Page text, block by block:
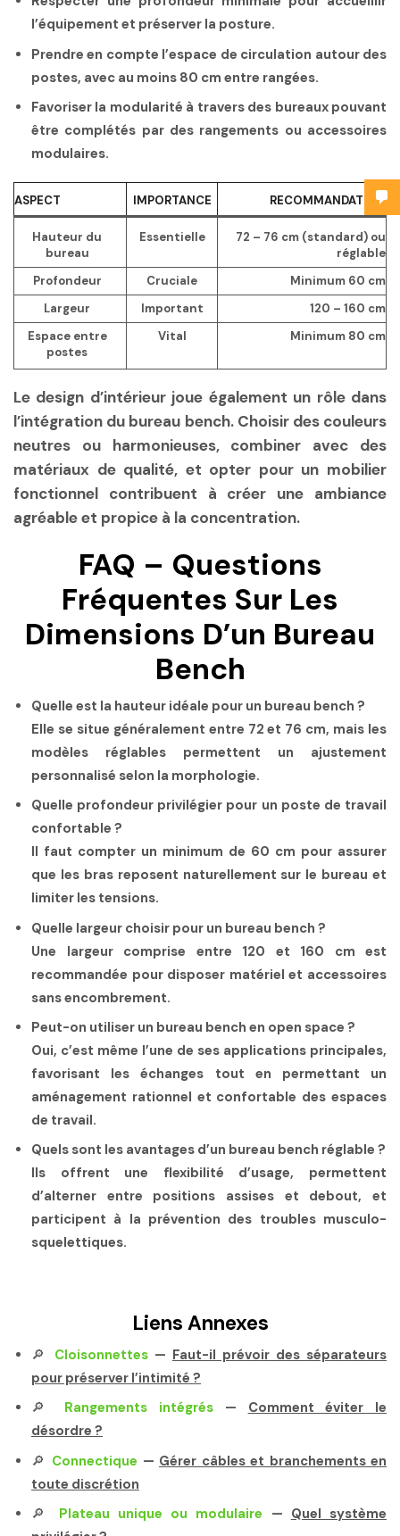
l’équipement et préserver la posture.
Prendre en compte l’espace de circulation autour des
postes, avec au moins 80 cm entre rangées.
Favoriser la modularité à travers des bureaux pouvant
être complétés par des rangements ou accessoires
modulaires.
ASPECT IMPORTANCE RECOMMANDATION
Hauteur du
bureau
Essentielle
72 – 76 cm (standard) ou
réglable
Profondeur
Cruciale
Minimum 60 cm
Largeur
Important
120 – 160 cm
Espace entre
postes
Vital Minimum 80 cm
Le design d’intérieur joue également un rôle dans
l’intégration du bureau bench. Choisir des couleurs
neutres ou harmonieuses, combiner avec des
matériaux de qualité, et opter pour un mobilier
fonctionnel contribuent à créer une ambiance
agréable et propice à la concentration.
FAQ – Questions
Fréquentes Sur Les
Dimensions D’un Bureau
Bench
Quelle est la hauteur idéale pour un bureau bench ?
Elle se situe généralement entre 72 et 76 cm, mais les
modèles réglables permettent un ajustement
personnalisé selon la morphologie.
Quelle profondeur privilégier pour un poste de travail
confortable ?
Il faut compter un minimum de 60 cm pour assurer
que les bras reposent naturellement sur le bureau et
limiter les tensions.
Quelle largeur choisir pour un bureau bench ?
Une largeur comprise entre 120 et 160 cm est
recommandée pour disposer matériel et accessoires
sans encombrement.
Peut-on utiliser un bureau bench en open space ?
Oui, c’est même l’une de ses applications principales,
favorisant les échanges tout en permettant un
aménagement rationnel et confortable des espaces
de travail.
Quels sont les avantages d’un bureau bench réglable ?
Ils offrent une flexibilité d’usage, permettent
d’alterner entre positions assises et debout, et
participent à la prévention des troubles musculo-
squelettiques.
Liens Annexes
🔎 Cloisonnettes — Faut-il prévoir des séparateurs
pour préserver l’intimité ?
🔎 Rangements intégrés — Comment éviter le
désordre ?
🔎 Connectique — Gérer câbles et branchements en
toute discrétion
🔎 Plateau unique ou modulaire — Quel système